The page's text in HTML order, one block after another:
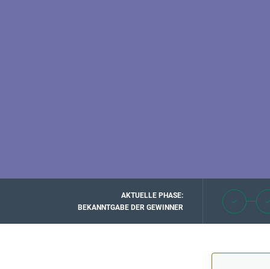
AKTUELLE PHASE:
BEKANNTGABE DER GEWINNER